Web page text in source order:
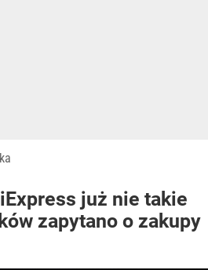
już nie takie
zapytano o zakupy